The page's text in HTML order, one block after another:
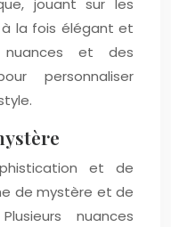
jouant sur les
la fois élégant et
et des
personnaliser
et de
de mystère et de
nuances